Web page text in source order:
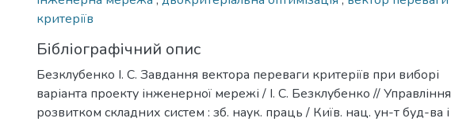
критеріїв
Бібліографічний опис
Безклубенко І. С. Завдання вектора переваги критеріїв при виборі
варіанта проекту інженерної мережі / І. С. Безклубенко // Управління
розвитком складних систем : зб. наук. праць / Київ. нац. ун-т буд-ва і